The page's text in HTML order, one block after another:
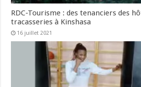
RDC-Tourisme : des tenanciers des
tracasseries à Kinshasa
16 juillet 2021